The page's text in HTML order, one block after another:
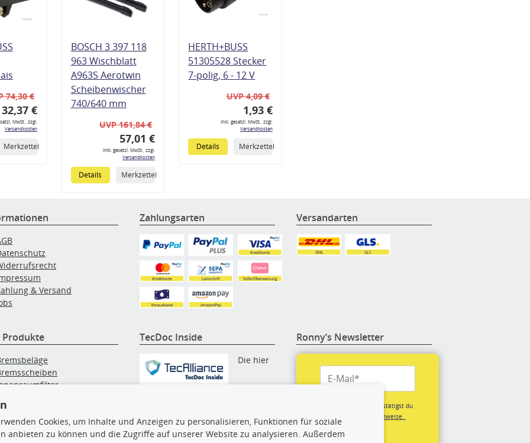
74,30 €
32,37 €
MwSt., zzgl.
Versandkosten
Merkzettel
BOSCH 3 397 118
963 Wischblatt
A963S Aerotwin
Scheibenwischer
740/640 mm
UVP 161,84 €
57,01 €
inkl. gesetzl. MwSt., zzgl.
Versandkosten
Details Merkzettel
HERTH+BUSS
51305528 Stecker
7-polig, 6 - 12 V
UVP 4,09 €
1,93 €
inkl. gesetzl. MwSt., zzgl.
Versandkosten
Details Merkzettel
& Versand
Zahlungsarten Versandarten
Produkte TecDoc Inside
Die hier
nicht kopiert werden. Es ist zu
unterlassen, die Daten oder die
Ronny’s Newsletter
Mit der Anmeldung bestätigst du
unsere
Datenschutzhinweise.
(*Pflichtfeld)
Cookies, um Inhalte und Anzeigen zu personalisieren, Funktionen für soziale
anbieten zu können und die Zugriffe auf unserer Website zu analysieren. Außerdem